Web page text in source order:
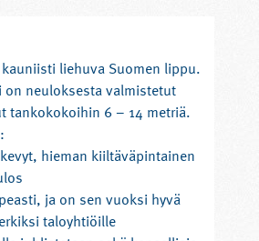
liehuva Suomen lippu.
on neuloksesta valmistetut
tankokokoihin 6 – 14 metriä.
hieman kiiltäväpintainen
ja on sen vuoksi hyvä
taloyhtiöille